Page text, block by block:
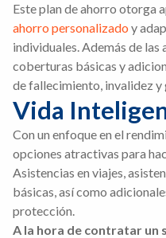
Este plan de ahorro otorga
ahorro personalizado y
individuales. Además de las
coberturas básicas y
de fallecimiento, invalidez y
Vida
Con un enfoque en el
opciones atractivas para
Asistencias en viajes,
básicas, así como
protección.
A la hora de contratar un